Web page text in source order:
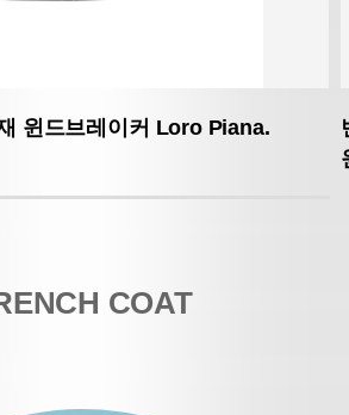
윈드브레이커 Loro Piana.
COAT